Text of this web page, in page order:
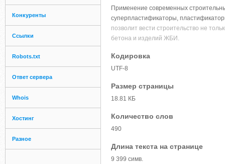
Конкуренты
Ссылки
Robots.txt
Ответ сервера
Whois
Хостинг
Разное
Применение современных
суперпластификаторы,
позволит вести строительство не
бетона и изделий ЖБИ.
Кодировка
UTF-8
Размер страницы
18.81 КБ
Количество слов
490
Длина текста на странице
9 399 симв.